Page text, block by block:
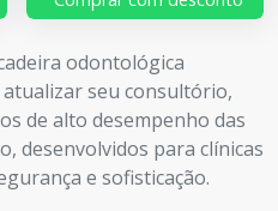
odontológica
seu consultório,
de alto desempenho das
desenvolvidos para clínicas
e sofisticação.